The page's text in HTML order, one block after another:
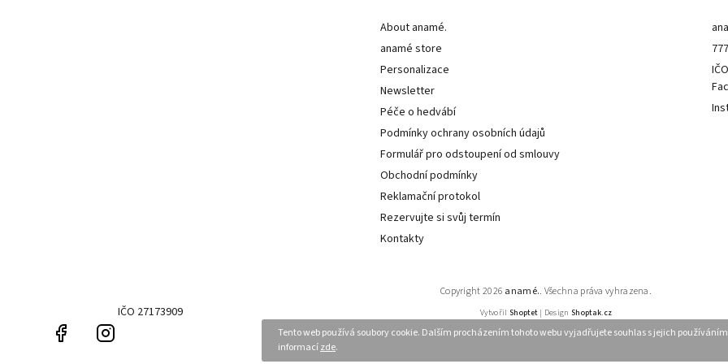
Tento web používá soubory cookie. Dalším procházením tohoto webu vyjadřujete souhlas s jejich
informacízde.
About anamé.
anamé store
Personalizace
Newsletter
Péče o hedvábí
Podmínky ochrany osobních údajů
Formulář pro odstoupení od smlouvy
Obchodní podmínky
Reklamační protokol
Rezervujte si svůj termín
Kontakty
Copyright 2026 anamé.. Všechna práva vyhrazena.
Vytvořil Shoptet| Design Shoptak.cz
IČO 27173909
Facebook